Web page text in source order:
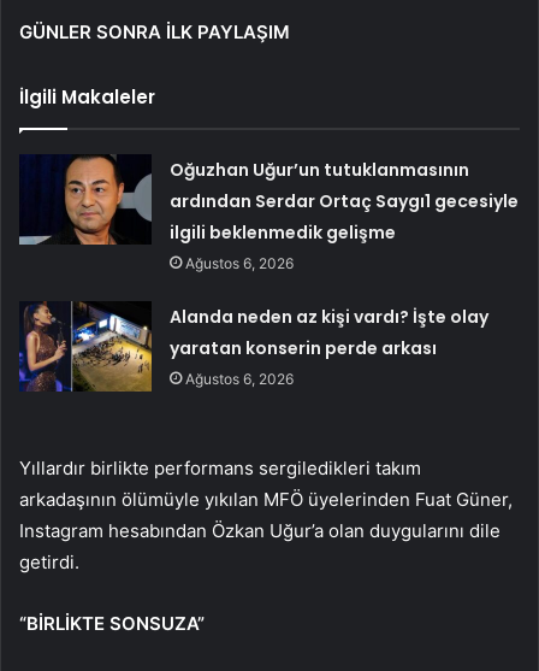
GÜNLER SONRA İLK PAYLAŞIM
İlgili Makaleler
Oğuzhan Uğur’un tutuklanmasının
ardından Serdar Ortaç Saygı1 gecesiyle
ilgili beklenmedik gelişme
Ağustos 6, 2026
Alanda neden az kişi vardı? İşte olay
yaratan konserin perde arkası
Ağustos 6, 2026
Yıllardır birlikte performans sergiledikleri takım
arkadaşının ölümüyle yıkılan MFÖ üyelerinden Fuat Güner,
Instagram hesabından Özkan Uğur’a olan duygularını dile
getirdi.
“BİRLİKTE SONSUZA”